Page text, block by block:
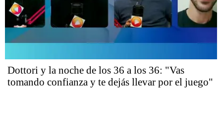
Dottori y la noche de los 36 a los 36: "Vas
tomando confianza y te dejás llevar por el juego"